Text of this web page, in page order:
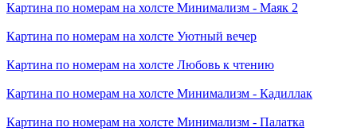
Картина по номерам на холсте Минимализм - Маяк 2
Картина по номерам на холсте Уютный вечер
Картина по номерам на холсте Любовь к чтению
Картина по номерам на холсте Минимализм - Кадиллак
Картина по номерам на холсте Минимализм - Палатка